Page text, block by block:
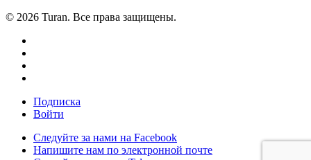
© 2026 Turan. Все права защищены.
Подписка
Войти
Следуйте за нами на Facebook
Напишите нам по электронной почте